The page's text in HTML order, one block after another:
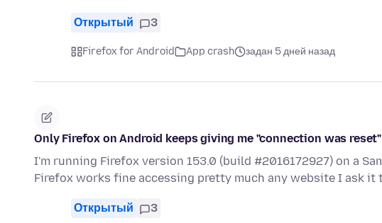
Открытый 3
Firefox for Android App crash задан 5 дней назад
Only Firefox on Android keeps giving me "connection was
I'm running Firefox version 153.0 (build #2016172927) on a
Firefox works fine accessing pretty much any website I ask it
Открытый 3